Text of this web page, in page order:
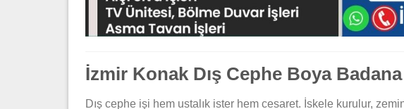
İzmir Konak Dış Cephe Boya Badana
Dış cephe işi hem ustalık ister hem cesaret. İskele kurulur,